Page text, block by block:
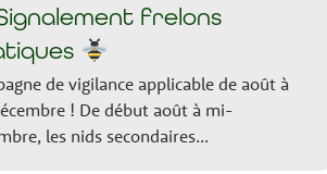
frelons
de vigilance applicable de août à
! De début août à mi-
les nids secondaires...